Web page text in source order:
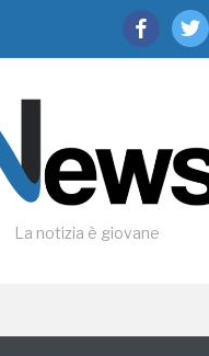
facebooktwitter
La notizia è giovane